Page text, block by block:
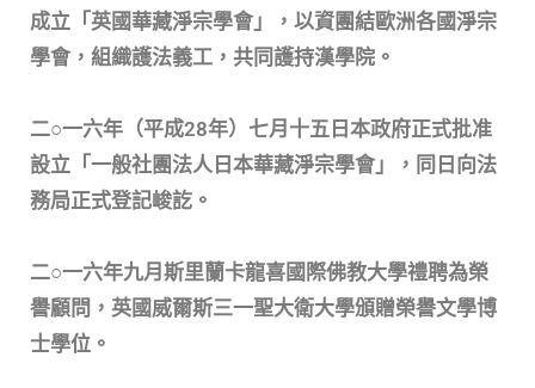
成立「英國華藏淨宗學會」，以資團結歐洲各國淨宗
學會，組織護法義工，共同護持漢學院。
二○一六年（平成28年）七月十五日本政府正式批准
設立「一般社團法人日本華藏淨宗學會」，同日向法
務局正式登記峻訖。
二○一六年九月斯里蘭卡龍喜國際佛教大學禮聘為榮
譽顧問，英國威爾斯三一聖大衛大學頒贈榮譽文學博
士學位。